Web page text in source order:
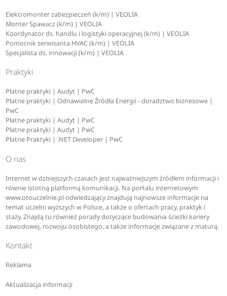
Elektromonter zabezpieczeń (k/m) | VEOLIA
Monter Spawacz (k/m) | VEOLIA
Koordynator ds. handlu i logistyki operacyjnej (k/m) | VEOLIA
Pomocnik serwisanta HVAC (k/m) | VEOLIA
Specjalista ds. innowacji (k/m) | VEOLIA
Praktyki
Płatne praktyki | Audyt | PwC
Płatne praktyki | Odnawialne Źródła Energii - doradztwo biznesowe |
PwC
Płatne praktyki | Audyt | PwC
Płatne praktyki | Audyt | PwC
Płatne Praktyki | .NET Developer | PwC
O nas
Internet w dzisiejszych czasach jest najważniejszym źródłem informacji i
równie istotną platformą komunikacji. Na portalu internetowym
www.otouczelnie.pl odwiedzający znajdują najnowsze informacje na
temat uczelni wyższych w Polsce, a także o ofertach pracy, praktyk i
staży. Znajdą tu również porady dotyczące budowania ścieżki kariery
zawodowej, rozwoju osobistego, a także informacje związane z maturą.
Kontakt
Reklama
Aktualizacja informacji